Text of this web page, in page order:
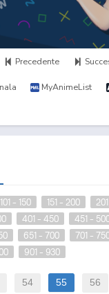
Precedente
MyAnimeList
101 - 150 151 - 200
401 - 450 451 -
651 - 700 701 -
901 - 930
54 55 56